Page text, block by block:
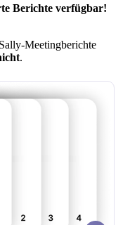
Berichte verfügbar!
Meetingberichte
.